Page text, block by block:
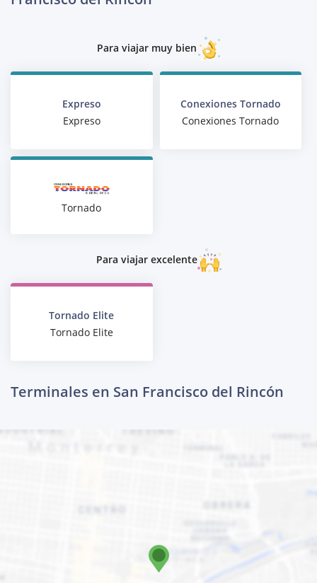
Para viajar muy bien
Expreso
Expreso
Conexiones Tornado
Conexiones Tornado
Tornado
Para viajar excelente
Tornado Elite
Tornado Elite
Terminales en San Francisco del Rincón